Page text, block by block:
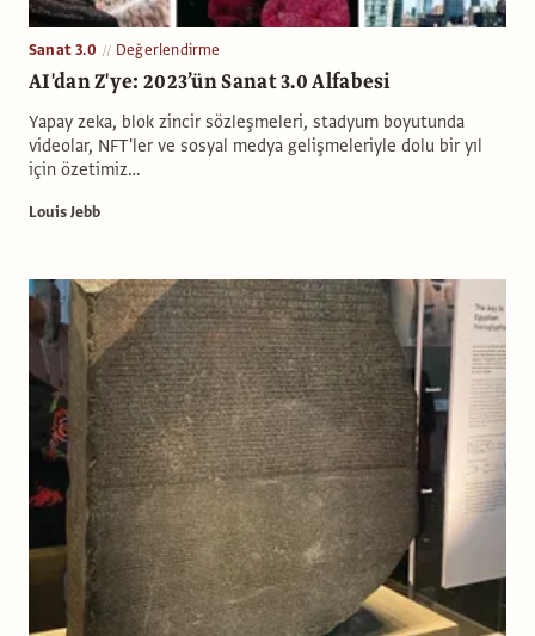
Sanat 3.0 Değerlendirme
AI'dan Z'ye: 2023’ün Sanat 3.0 Alfabesi
Yapay zeka, blok zincir sözleşmeleri, stadyum boyutunda
videolar, NFT'ler ve sosyal medya gelişmeleriyle dolu bir yıl
için özetimiz…
Louis Jebb